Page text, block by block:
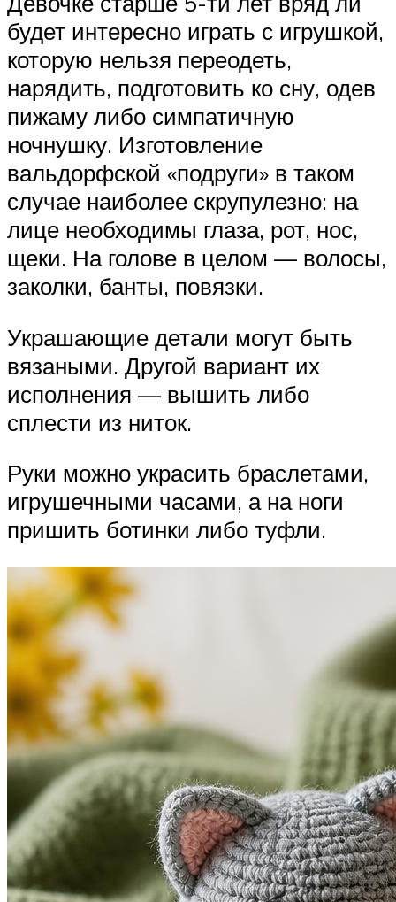
будет интересно играть с игрушкой,
которую нельзя переодеть,
нарядить, подготовить ко сну, одев
пижаму либо симпатичную
ночнушку. Изготовление
вальдорфской «подруги» в таком
случае наиболее скрупулезно: на
лице необходимы глаза, рот, нос,
щеки. На голове в целом — волосы,
заколки, банты, повязки.
Украшающие детали могут быть
вязаными. Другой вариант их
исполнения — вышить либо
сплести из ниток.
Руки можно украсить браслетами,
игрушечными часами, а на ноги
пришить ботинки либо туфли.